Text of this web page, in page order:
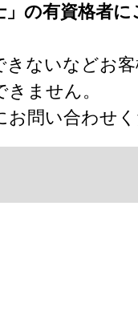
」の有資格者
ないなどお
ません。
お問い合わせ